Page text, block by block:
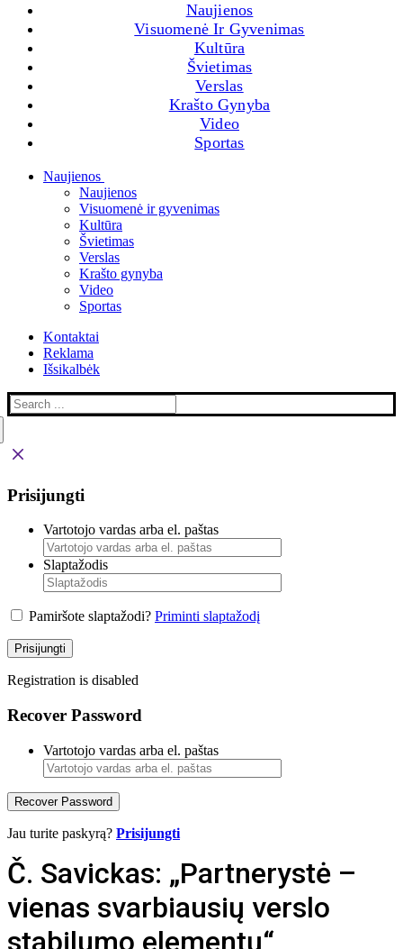
Naujienos
Visuomenė Ir Gyvenimas
Kultūra
Švietimas
Verslas
Krašto Gynyba
Video
Sportas
Naujienos
Naujienos
Visuomenė ir gyvenimas
Kultūra
Švietimas
Verslas
Krašto gynyba
Video
Sportas
Kontaktai
Reklama
Išsikalbėk
Prisijungti
Vartotojo vardas arba el. paštas
Slaptažodis
Pamiršote slaptažodi? Priminti slaptažodį
Prisijungti
Registration is disabled
Recover Password
Vartotojo vardas arba el. paštas
Recover Password
Jau turite paskyrą? Prisijungti
Č. Savickas: „Partnerystė –
vienas svarbiausių verslo
stabilumo elementų“